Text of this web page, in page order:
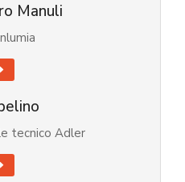
Manuli
tecnico Adler